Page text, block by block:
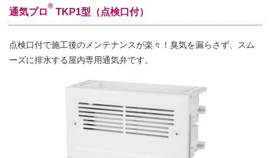
通気プロ
®
TKP1型（点検口付）
点検口付で施工後のメンテナンスが楽々！臭気を漏らさず、スム
ーズに排水する屋内専用通気弁です。